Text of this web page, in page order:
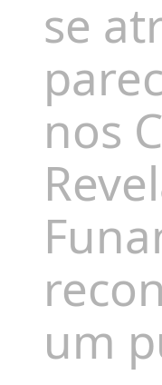
se
nos
um